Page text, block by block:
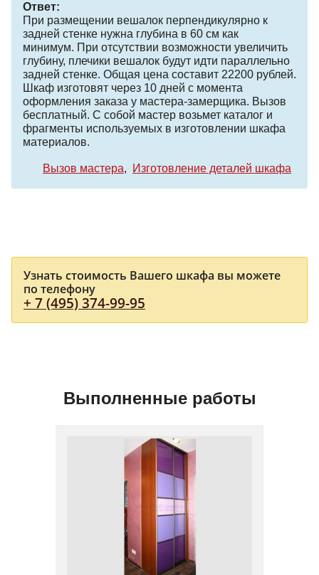
Ответ:
При размещении вешалок перпендикулярно к
задней стенке нужна глубина в 60 см как
минимум. При отсутствии возможности увеличить
глубину, плечики вешалок будут идти параллельно
задней стенке. Общая цена составит 22200 рублей.
Шкаф изготовят через 10 дней с момента
оформления заказа у мастера-замерщика. Вызов
бесплатный. С собой мастер возьмет каталог и
фрагменты используемых в изготовлении шкафа
материалов.
Вызов мастера Изготовление деталей шкафа
Узнать стоимость Вашего шкафа вы можете
по телефону
+ 7 (495) 374-99-95
Выполненные работы